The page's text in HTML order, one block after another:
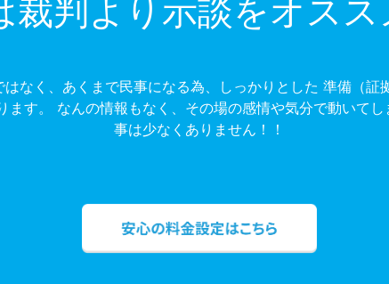
裁判より示談をオスス
なく、あくまで民事になる為、しっかりとした 準備（証
ます。 なんの情報もなく、その場の感情や気分で動いて
事は少なくありません！！